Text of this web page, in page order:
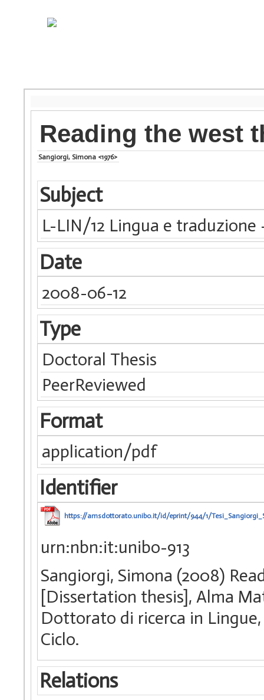
Reading the west
Sangiorgi, Simona <1976>
Subject
L-LIN/12 Lingua e traduzione
Date
2008-06-12
Type
Doctoral Thesis
PeerReviewed
Format
application/pdf
Identifier
https://amsdottorato.unibo.it/id/eprint/944/1/
urn:nbn:it:unibo-913
Sangiorgi, Simona (2008)
[Dissertation thesis], Alma
Dottorato di ricerca in
Ciclo.
Relations